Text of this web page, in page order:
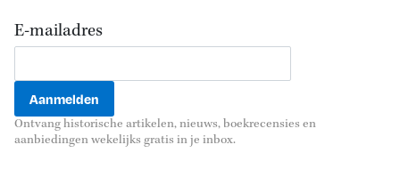
E-mailadres
Ontvang historische artikelen, nieuws, boekrecensies en
aanbiedingen wekelijks gratis in je inbox.